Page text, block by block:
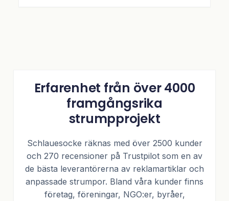
Erfarenhet från över 4000
framgångsrika
strumpprojekt
Schlauesocke räknas med över 2500 kunder
och 270 recensioner på Trustpilot som en av
de bästa leverantörerna av reklamartiklar och
anpassade strumpor. Bland våra kunder finns
företag, föreningar, NGO:er, byråer,